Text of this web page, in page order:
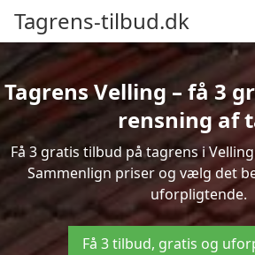
Tagrens-tilbud.dk
Tagrens Velling – få 3
rensning af
Få 3 gratis tilbud på tagrens i
Sammenlign priser og vælg det
uforpligtende.
Få 3 tilbud, gratis og